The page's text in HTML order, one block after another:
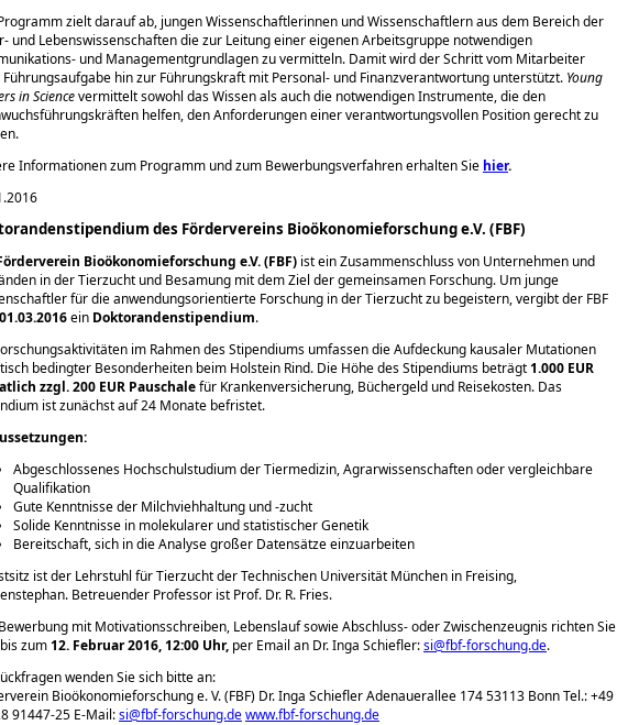
zielt darauf ab, jungen Wissenschaftlerinnen und Wissenschaftlern aus dem Bereich der
und Lebenswissenschaften die zur Leitung einer eigenen Arbeitsgruppe notwendigen
und Managementgrundlagen zu vermitteln. Damit wird der Schritt vom Mitarbeiter
Führungsaufgabe hin zur Führungskraft mit Personal- und Finanzverantwortung unterstützt. Young
in Sciencevermittelt sowohl das Wissen als auch die notwendigen Instrumente, die den
helfen, den Anforderungen einer verantwortungsvollen Position gerecht zu
Informationen zum Programm und zum Bewerbungsverfahren erhalten Sie hier.
des Fördervereins Bioökonomieforschung e.V. (FBF)
Bioökonomieforschung e.V. (FBF) ist ein Zusammenschluss von Unternehmen und
in der Tierzucht und Besamung mit dem Ziel der gemeinsamen Forschung. Um junge
für die anwendungsorientierte Forschung in der Tierzucht zu begeistern, vergibt der FBF
01.03.2016ein Doktorandenstipendium.
im Rahmen des Stipendiums umfassen die Aufdeckung kausaler Mutationen
bedingter Besonderheiten beim Holstein Rind. Die Höhe des Stipendiums beträgt1.000 EUR
zzgl. 200 EUR Pauschalefür Krankenversicherung, Büchergeld und Reisekosten. Das
ist zunächst auf 24 Monate befristet.
Abgeschlossenes Hochschulstudium der Tiermedizin, Agrarwissenschaften oder vergleichbare
Qualifikation
Gute Kenntnisse der Milchviehhaltung und -zucht
Solide Kenntnisse in molekularer und statistischer Genetik
Bereitschaft, sich in die Analyse großer Datensätze einzuarbeiten
ist der Lehrstuhl für Tierzucht der Technischen Universität München in Freising,
Betreuender Professor ist Prof. Dr. R. Fries.
mit Motivationsschreiben, Lebenslauf sowie Abschluss- oder Zwischenzeugnis richten Sie
zum12. Februar 2016, 12:00 Uhr, per Email an Dr. Inga Schiefler:si@fbf-forschung.de.
wenden Sie sich bitte an:
Bioökonomieforschung e. V. (FBF) Dr. Inga Schiefler Adenauerallee 174 53113 Bonn Tel.: +49
91447-25 E-Mail:si@fbf-forschung.dewww.fbf-forschung.de